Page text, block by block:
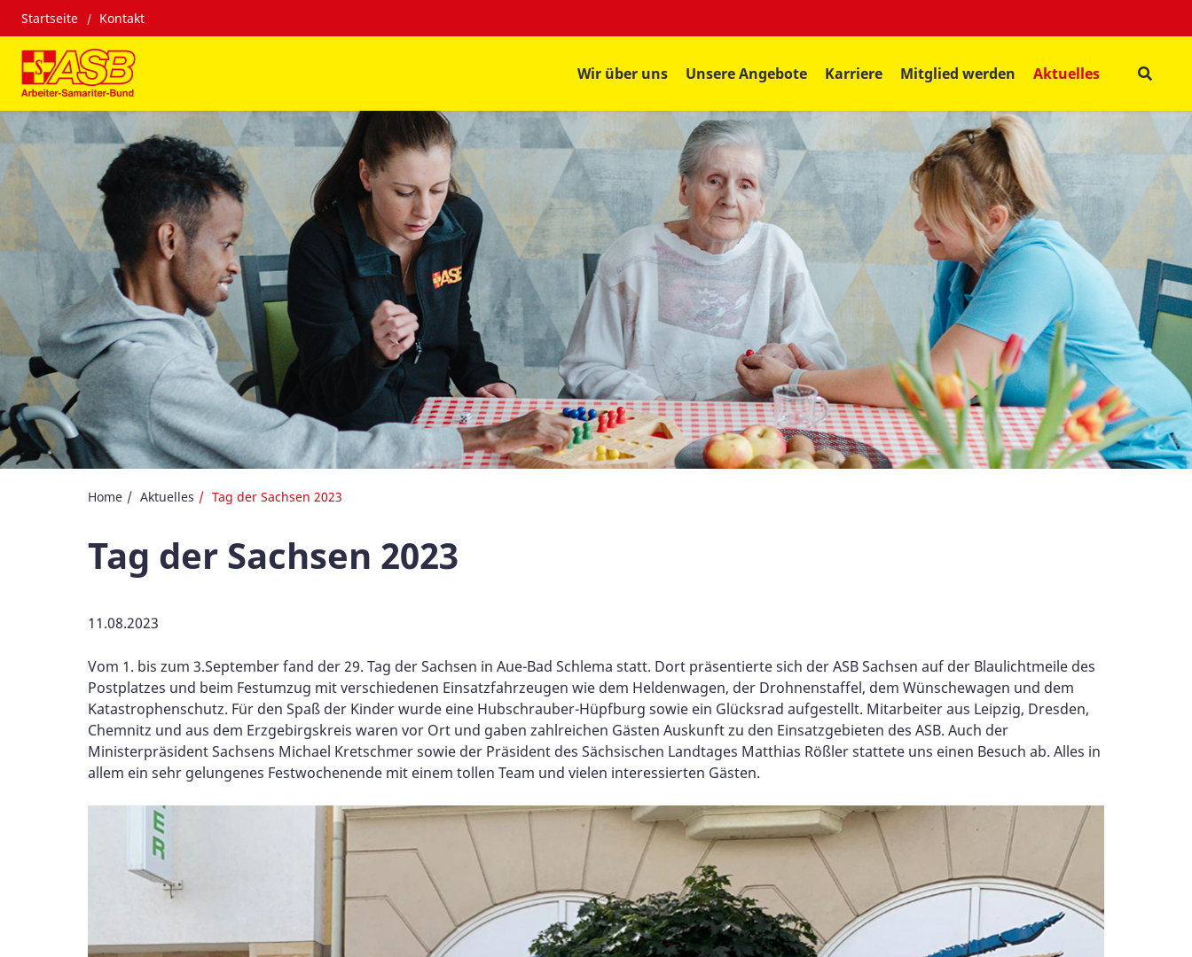
Startseite Kontakt
Wir über uns Unsere Angebote Karriere Mitglied werden Aktuelles
Home Aktuelles Tag der Sachsen 2023
Tag der Sachsen 2023
11.08.2023
Vom 1. bis zum 3.September fand der 29. Tag der Sachsen in Aue-Bad Schlema statt. Dort präsentierte sich der ASB Sachsen auf der Blaulichtmeile des
Postplatzes und beim Festumzug mit verschiedenen Einsatzfahrzeugen wie dem Heldenwagen, der Drohnenstaffel, dem Wünschewagen und dem
Katastrophenschutz. Für den Spaß der Kinder wurde eine Hubschrauber-Hüpfburg sowie ein Glücksrad aufgestellt. Mitarbeiter aus Leipzig, Dresden,
Chemnitz und aus dem Erzgebirgskreis waren vor Ort und gaben zahlreichen Gästen Auskunft zu den Einsatzgebieten des ASB. Auch der
Ministerpräsident Sachsens Michael Kretschmer sowie der Präsident des Sächsischen Landtages Matthias Rößler stattete uns einen Besuch ab. Alles in
allem ein sehr gelungenes Festwochenende mit einem tollen Team und vielen interessierten Gästen.